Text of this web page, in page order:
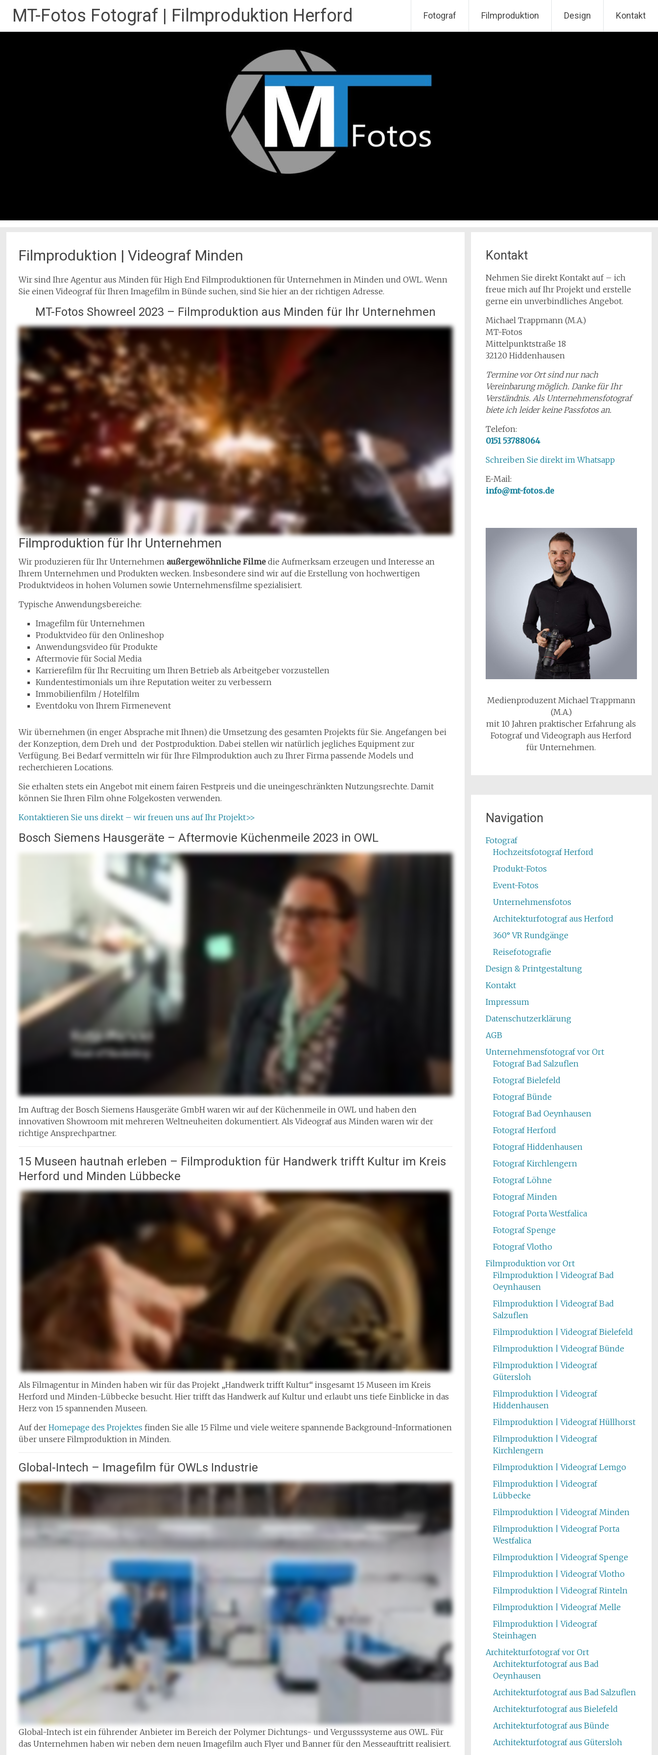
Inhalt
springen
MT-Fotos Fotograf | Filmproduktion Herford Fotograf Filmproduktion Design Kontakt
Filmproduktion | Videograf Minden
Wir sind Ihre Agentur aus Minden für High End Filmproduktionen für Unternehmen in Minden und OWL. Wenn
Sie einen Videograf für Ihren Imagefilm in Bünde suchen, sind Sie hier an der richtigen Adresse.
MT-Fotos Showreel 2023 – Filmproduktion aus Minden für Ihr Unternehmen
Filmproduktion für Ihr Unternehmen
Wir produzieren für Ihr Unternehmen außergewöhnliche Filme die Aufmerksam erzeugen und Interesse an
Ihrem Unternehmen und Produkten wecken. Insbesondere sind wir auf die Erstellung von hochwertigen
Produktvideos in hohen Volumen sowie Unternehmensfilme spezialisiert.
Typische Anwendungsbereiche:
Imagefilm für Unternehmen
Produktvideo für den Onlineshop
Anwendungsvideo für Produkte
Aftermovie für Social Media
Karrierefilm für Ihr Recruiting um Ihren Betrieb als Arbeitgeber vorzustellen
Kundentestimonials um ihre Reputation weiter zu verbessern
Immobilienfilm / Hotelfilm
Eventdoku von Ihrem Firmenevent
Wir übernehmen (in enger Absprache mit Ihnen) die Umsetzung des gesamten Projekts für Sie. Angefangen bei
der Konzeption, dem Dreh und der Postproduktion. Dabei stellen wir natürlich jegliches Equipment zur
Verfügung. Bei Bedarf vermitteln wir für Ihre Filmproduktion auch zu Ihrer Firma passende Models und
recherchieren Locations.
Sie erhalten stets ein Angebot mit einem fairen Festpreis und die uneingeschränkten Nutzungsrechte. Damit
können Sie Ihren Film ohne Folgekosten verwenden.
Kontaktieren Sie uns direkt – wir freuen uns auf Ihr Projekt>>
Bosch Siemens Hausgeräte – Aftermovie Küchenmeile 2023 in OWL
Im Auftrag der Bosch Siemens Hausgeräte GmbH waren wir auf der Küchenmeile in OWL und haben den
innovativen Showroom mit mehreren Weltneuheiten dokumentiert. Als Videograf aus Minden waren wir der
richtige Ansprechpartner.
15 Museen hautnah erleben – Filmproduktion für Handwerk trifft Kultur im Kreis
Herford und Minden Lübbecke
Als Filmagentur in Minden haben wir für das Projekt „Handwerk trifft Kultur“ insgesamt 15 Museen im Kreis
Herford und Minden-Lübbecke besucht. Hier trifft das Handwerk auf Kultur und erlaubt uns tiefe Einblicke in das
Herz von 15 spannenden Museen.
Auf derHomepage des Projektes finden Sie alle 15 Filme und viele weitere spannende Background-Informationen
über unsere Filmproduktion in Minden.
Global-Intech – Imagefilm für OWLs Industrie
Global-Intech ist ein führender Anbieter im Bereich der Polymer Dichtungs- und Vergusssysteme aus OWL. Für
das Unternehmen haben wir neben dem neuen Imagefilm auch Flyer und Banner für den Messeauftritt realisiert.
Kontakt
Nehmen Sie direkt Kontakt auf – ich
freue mich auf Ihr Projekt und erstelle
gerne ein unverbindliches Angebot.
Michael Trappmann (M.A.)
MT-Fotos
Mittelpunktstraße 18
32120 Hiddenhausen
Termine vor Ort sind nur nach
Vereinbarung möglich. Danke für Ihr
Verständnis. Als Unternehmensfotograf
biete ich leider keine Passfotos an.
Telefon:
0151 53788064
Schreiben Sie direkt im Whatsapp
E-Mail:
info@mt-fotos.de
Medienproduzent Michael Trappmann
(M.A.)
mit 10 Jahren praktischer Erfahrung als
Fotograf und Videograph aus Herford
für Unternehmen.
Navigation
Fotograf
Hochzeitsfotograf Herford
Produkt-Fotos
Event-Fotos
Unternehmensfotos
Architekturfotograf aus Herford
360° VR Rundgänge
Reisefotografie
Design & Printgestaltung
Kontakt
Impressum
Datenschutzerklärung
AGB
Unternehmensfotograf vor Ort
Fotograf Bad Salzuflen
Fotograf Bielefeld
Fotograf Bünde
Fotograf Bad Oeynhausen
Fotograf Herford
Fotograf Hiddenhausen
Fotograf Kirchlengern
Fotograf Löhne
Fotograf Minden
Fotograf Porta Westfalica
Fotograf Spenge
Fotograf Vlotho
Filmproduktion vor Ort
Filmproduktion | Videograf Bad
Oeynhausen
Filmproduktion | Videograf Bad
Salzuflen
Filmproduktion | Videograf Bielefeld
Filmproduktion | Videograf Bünde
Filmproduktion | Videograf
Gütersloh
Filmproduktion | Videograf
Hiddenhausen
Filmproduktion | Videograf Hüllhorst
Filmproduktion | Videograf
Kirchlengern
Filmproduktion | Videograf Lemgo
Filmproduktion | Videograf
Lübbecke
Filmproduktion | Videograf Minden
Filmproduktion | Videograf Porta
Westfalica
Filmproduktion | Videograf Spenge
Filmproduktion | Videograf Vlotho
Filmproduktion | Videograf Rinteln
Filmproduktion | Videograf Melle
Filmproduktion | Videograf
Steinhagen
Architekturfotograf vor Ort
Architekturfotograf aus Bad
Oeynhausen
Architekturfotograf aus Bad Salzuflen
Architekturfotograf aus Bielefeld
Architekturfotograf aus Bünde
Architekturfotograf aus Gütersloh